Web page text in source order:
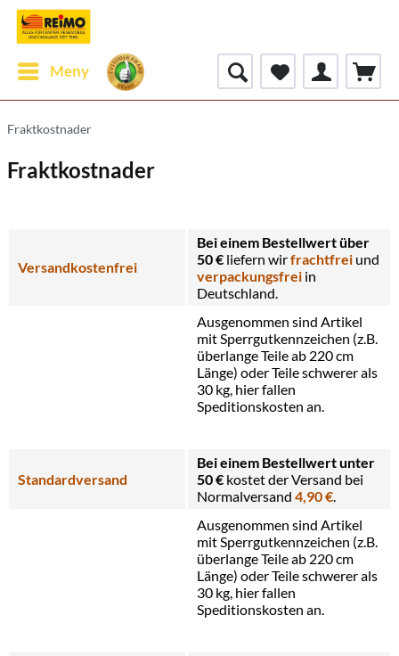
Meny
Fraktkostnader
Fraktkostnader
Versandkostenfrei
Bei einem Bestellwert über
50 € liefern wirfrachtfrei und
verpackungsfrei in
Deutschland.
Ausgenommen sind Artikel
mit Sperrgutkennzeichen (z.B.
überlange Teile ab 220 cm
Länge) oder Teile schwerer als
30 kg, hier fallen
Speditionskosten an.
Standardversand
Bei einem Bestellwert unter
50 € kostet der Versand bei
Normalversand 4,90 €.
Ausgenommen sind Artikel
mit Sperrgutkennzeichen (z.B.
überlange Teile ab 220 cm
Länge) oder Teile schwerer als
30 kg, hier fallen
Speditionskosten an.